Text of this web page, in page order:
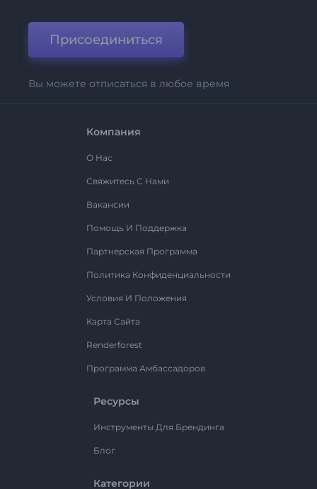
Присоединиться
Вы можете отписаться в любое время
Компания
О Нас
Свяжитесь С Нами
Вакансии
Помощь И Поддержка
Партнерская Программа
Политика Конфиденциальности
Условия И Положения
Карта Сайта
Renderforest
Программа Амбассадоров
Ресурсы
Инструменты Для Брендинга
Блог
Категории